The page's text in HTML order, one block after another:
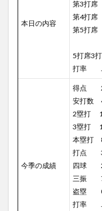
本日の内容
第3打
第4打
第5打
5打席3
打率
今季の成績
得点
安打数
2塁打
3塁打
本塁打
打点
四球
三振
盗塁
打率